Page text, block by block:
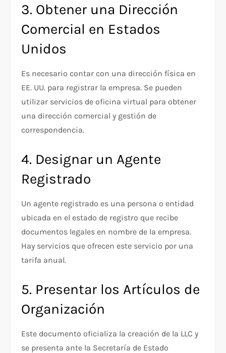
3. Obtener una Dirección
Comercial en Estados
Unidos
Es necesario contar con una dirección física en
EE. UU. para registrar la empresa. Se pueden
utilizar servicios de oficina virtual para obtener
una dirección comercial y gestión de
correspondencia.
4. Designar un Agente
Registrado
Un agente registrado es una persona o entidad
ubicada en el estado de registro que recibe
documentos legales en nombre de la empresa.
Hay servicios que ofrecen este servicio por una
tarifa anual.
5. Presentar los Artículos de
Organización
Este documento oficializa la creación de la LLC y
se presenta ante la Secretaría de Estado